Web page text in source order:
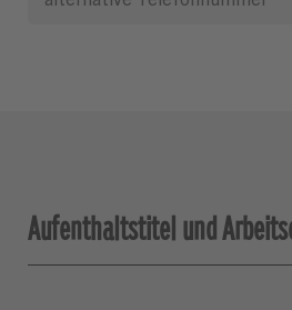
Aufenthaltstitel und